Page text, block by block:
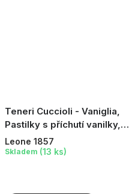
Teneri Cuccioli - Vaniglia,
Pastilky s příchutí vanilky, v
plechové dóze, 30 g
Leone 1857
Skladem (13 ks)